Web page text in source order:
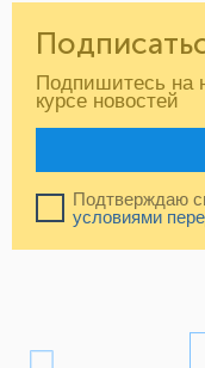
Подпишитесь на
курсе новостей
Подтверждаю
условиями